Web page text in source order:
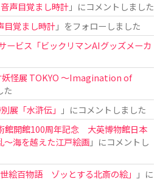
声目覚まし時計」にコメントしました
目覚まし時計」をフォローしました
ービス「ビックリマンAIグッズメーカ
妖怪展 TOKYO 〜Imagination of
た
展「水滸伝」
」にコメントしました
館開館100周年記念 大英博物館日本
海を越えた江戸絵画」にコメントし
絵百物語 ゾッとする北斎の絵」
」に